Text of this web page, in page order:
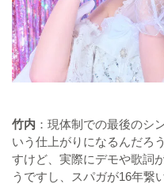
竹内 ：現体制での最後のシ
いう仕上がりになるんだろ
すけど、実際にデモや歌詞
うですし、スパガが16年繋